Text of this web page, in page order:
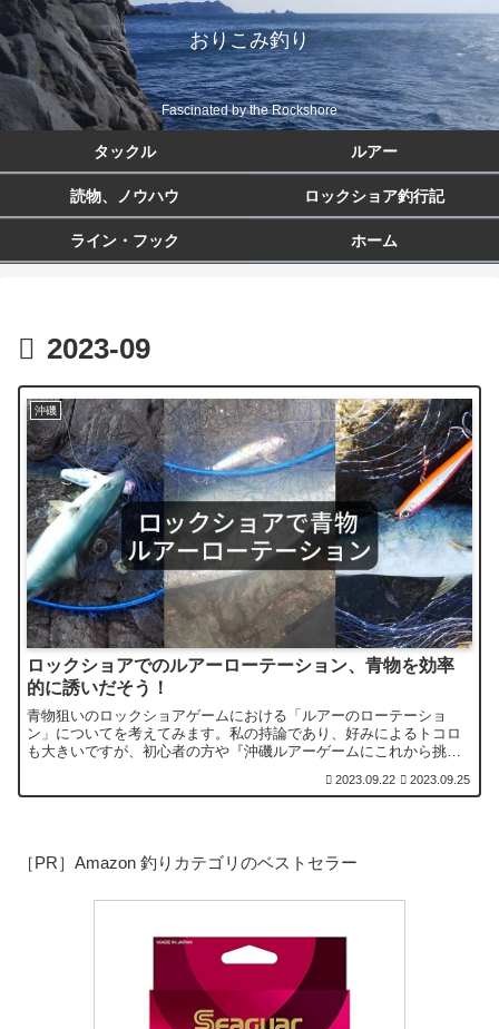
おりこみ釣り
Fascinated by the Rockshore
タックル ルアー
読物、ノウハウ ロックショア釣行記
ライン・フック ホーム
2023-09
沖磯
ロックショアでのルアーローテーション、青物を効率
的に誘いだそう！
青物狙いのロックショアゲームにおける「ルアーのローテーショ
ン」についてを考えてみます。私の持論であり、好みによるトコロ
も大きいですが、初心者の方や『沖磯ルアーゲームにこれから挑戦
2023.09.22 2023.09.25
［PR］Amazon 釣りカテゴリのベストセラー